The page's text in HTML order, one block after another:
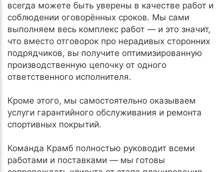
всегда можете быть уверены в качестве работ и
соблюдении оговорённых сроков. Мы сами
выполняем весь комплекс работ — и это значит,
что вместо отговорок про нерадивых сторонних
подрядчиков, вы получите оптимизированную
производственную цепочку от одного
ответственного исполнителя.
Кроме этого, мы самостоятельно оказываем
услуги гарантийного обслуживания и ремонта
спортивных покрытий.
Команда Крамб полностью руководит всеми
работами и поставками — мы готовы